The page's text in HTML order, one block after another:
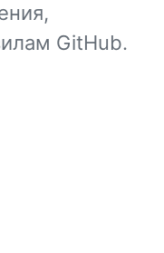
GitHub.